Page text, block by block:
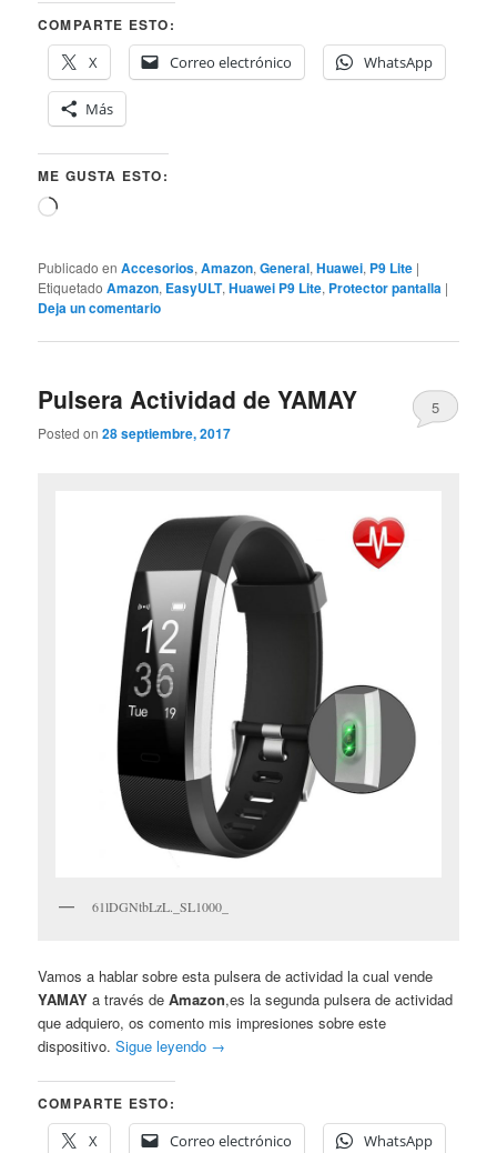
COMPARTE ESTO:
X
Correo electrónico WhatsApp
Más
ME GUSTA ESTO:
Cargando...
Publicado en Accesorios,Amazon,General,Huawei, P9 Lite |
Etiquetado Amazon, EasyULT,Huawei P9 Lite, Protector pantalla |
Deja un comentario
Pulsera Actividad de YAMAY
Posted on28 septiembre, 2017
5
61lDGNtbLzL._SL1000_
Vamos a hablar sobre esta pulsera de actividad la cual vende
YAMAY a través deAmazon,es la segunda pulsera de actividad
que adquiero, os comento mis impresiones sobre este
dispositivo.Sigue leyendo →
COMPARTE ESTO:
X
Correo electrónico WhatsApp